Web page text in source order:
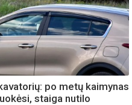
po metų kaimynas
staiga nutilo